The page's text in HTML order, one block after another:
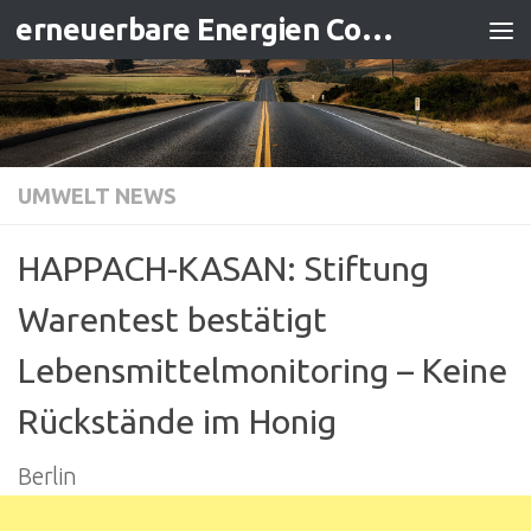
Zum Inhalt springen erneuerbare Energien Contracting
UMWELT NEWS
HAPPACH-KASAN: Stiftung
Warentest bestätigt
Lebensmittelmonitoring – Keine
Rückstände im Honig
Berlin